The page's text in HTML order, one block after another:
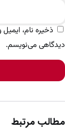
ذخیره نام،
دیدگاهی می‌نویسم.
مطالب مرتبط